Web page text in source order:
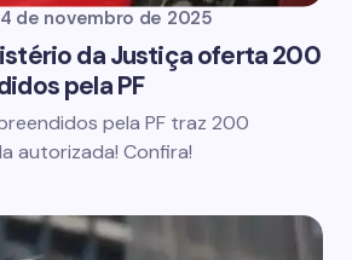
de novembro de 2025
da Justiça oferta 200
pela PF
pela PF traz 200
autorizada! Confira!